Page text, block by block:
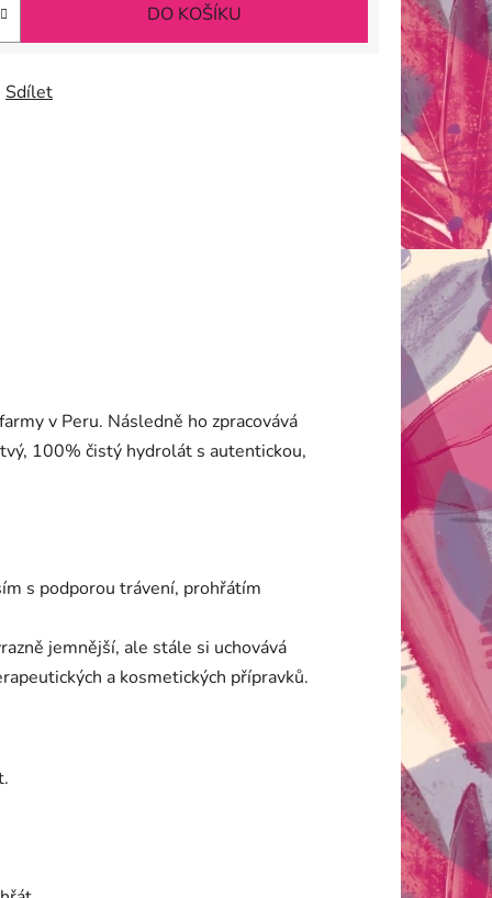
DO KOŠÍKU
Sdílet
v Peru. Následně ho zpracovává
100% čistý hydrolát s autentickou,
s podporou trávení, prohřátím
jemnější, ale stále si uchovává
a kosmetických přípravků.